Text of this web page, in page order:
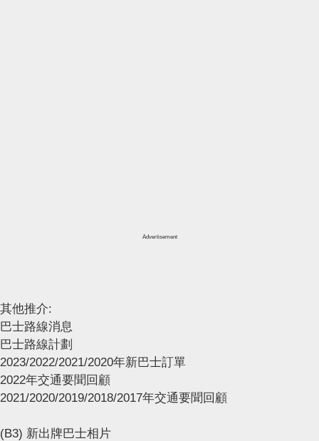
Advertisement
其他推介:
巴士路線消息
巴士路線計劃
2023/2022/2021/2020年新巴士訂單
2022年交通要聞回顧
2021/2020/2019/2018/2017年交通要聞回顧
(B3) 新出牌巴士相片